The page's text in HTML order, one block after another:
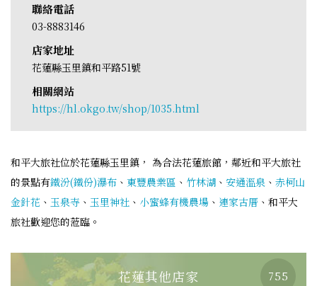
聯絡電話
03-8883146
店家地址
花蓮縣玉里鎮和平路51號
相關網站
https://hl.okgo.tw/shop/1035.html
和平大旅社位於花蓮縣玉里鎮， 為合法花蓮旅館，鄰近和平大旅社
的景點有鐵汾(鐵份)瀑布 、 東豐農業區 、 竹林湖 、 安通溫泉 、 赤柯山
金針花 、 玉泉寺 、 玉里神社 、 小蜜蜂有機農場 、 連家古厝 、和平大
旅社歡迎您的蒞臨。
花蓮其他店家 755